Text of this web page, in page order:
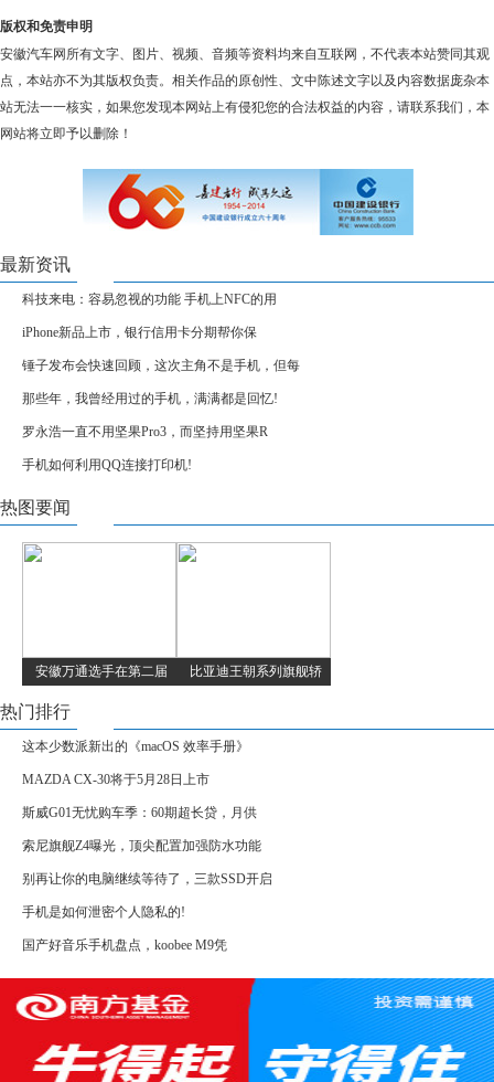
版权和免责申明
安徽汽车网所有文字、图片、视频、音频等资料均来自互联网，不代表本站赞同其观
点，本站亦不为其版权负责。相关作品的原创性、文中陈述文字以及内容数据庞杂本
站无法一一核实，如果您发现本网站上有侵犯您的合法权益的内容，请联系我们，本
网站将立即予以删除！
最新资讯
科技来电：容易忽视的功能 手机上NFC的用
iPhone新品上市，银行信用卡分期帮你保
锤子发布会快速回顾，这次主角不是手机，但每
那些年，我曾经用过的手机，满满都是回忆!
罗永浩一直不用坚果Pro3，而坚持用坚果R
手机如何利用QQ连接打印机!
热图要闻
安徽万通选手在第二届 比亚迪王朝系列旗舰轿
热门排行
这本少数派新出的《macOS 效率手册》
MAZDA CX-30将于5月28日上市
斯威G01无忧购车季：60期超长贷，月供
索尼旗舰Z4曝光，顶尖配置加强防水功能
别再让你的电脑继续等待了，三款SSD开启
手机是如何泄密个人隐私的!
国产好音乐手机盘点，koobee M9凭